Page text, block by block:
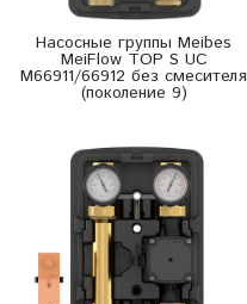
Насосные группы Meibes
MeiFlow TOP S UC
M66911/66912 без смесителя
(поколение 9)